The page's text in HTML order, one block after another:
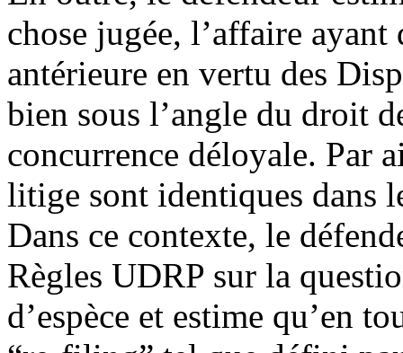
chose jugée, l’affaire
antérieure en vertu des
bien sous l’angle du droit
concurrence déloyale. Par
litige sont identiques dans
Dans ce contexte, le
Règles UDRP sur la
d’espèce et estime qu’en